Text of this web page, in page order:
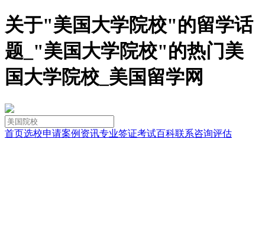
关于"美国大学院校"的留学话
题_"美国大学院校"的热门美
国大学院校_美国留学网
首页选校申请案例 资讯专业签证考试百科联系咨询评估